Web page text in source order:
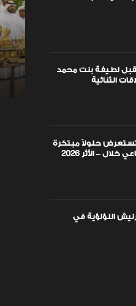
لطيفة بنت محمد
تستعرض حلولاً مبتكرة
اللؤلؤية في